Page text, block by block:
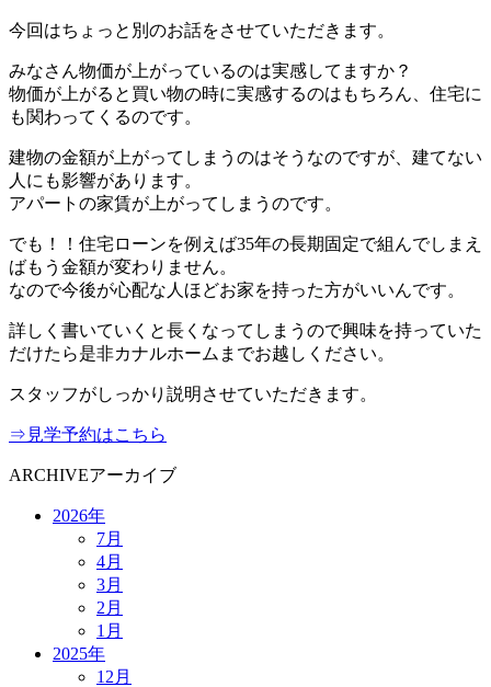
今回はちょっと別のお話をさせていただきます。
みなさん物価が上がっているのは実感してますか？
物価が上がると買い物の時に実感するのはもちろん、住宅に
も関わってくるのです。
建物の金額が上がってしまうのはそうなのですが、建てない
人にも影響があります。
アパートの家賃が上がってしまうのです。
でも！！住宅ローンを例えば35年の長期固定で組んでしまえ
ばもう金額が変わりません。
なので今後が心配な人ほどお家を持った方がいいんです。
詳しく書いていくと長くなってしまうので興味を持っていた
だけたら是非カナルホームまでお越しください。
スタッフがしっかり説明させていただきます。
⇒見学予約はこちら
ARCHIVEアーカイブ
2026年
7月
4月
3月
2月
1月
2025年
12月